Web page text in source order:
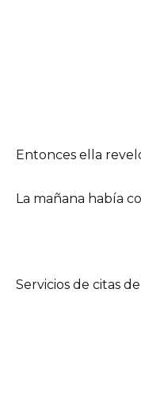
Entonces ella
La mañana había
Servicios de citas